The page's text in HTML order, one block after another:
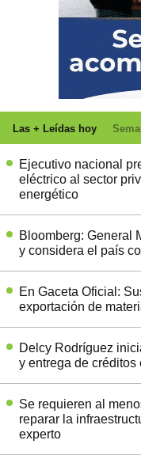
Las + Leídas hoy
Ejecutivo nacional
eléctrico al sector
energético
Bloomberg: General
y considera el país
En Gaceta Oficial:
exportación de
Delcy Rodríguez
y entrega de créditos
Se requieren al
reparar la
experto